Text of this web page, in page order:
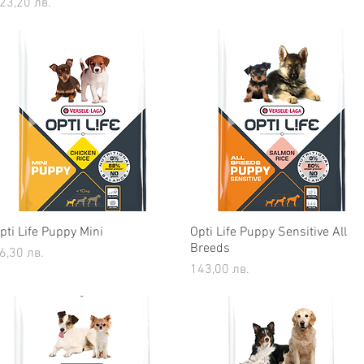
Бърз преглед
Life Puppy Mini
лв.
Бърз преглед
Opti Life Puppy Sensitive All
Breeds
Цена
143,00 лв.